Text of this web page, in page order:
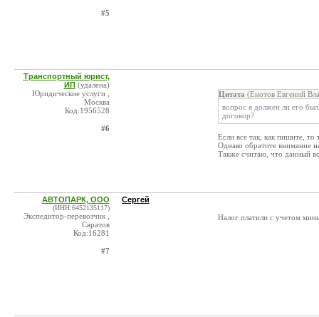
#5
Транспортный юрист,
ИП (удалена)
Юридические услуги ,
Москва
Код:1956528
#6
Цитата (Енотов Евгений
вопрос я должен ли его был
договор?
Если все так, как пишите,
Однако обратите внимание
Также считаю, что данный
АВТОПАРК, ООО
(ИНН:6452135117)
Экспедитор-перевозчик ,
Саратов
Код:16281
#7
Сергей
Налог платили с учетом